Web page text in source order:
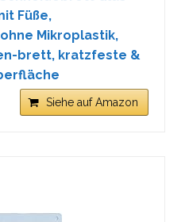
Füße,
Mikroplastik,
brett, kratzfeste &
Siehe auf Amazon